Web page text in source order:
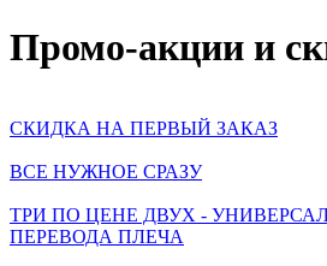
Промо-акции и
СКИДКА НА ПЕРВЫЙ ЗАКАЗ
ВСЕ НУЖНОЕ СРАЗУ
ТРИ ПО ЦЕНЕ ДВУХ -
ПЕРЕВОДА ПЛЕЧА